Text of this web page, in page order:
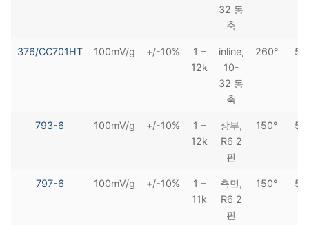
32 동
축
376/CC701HT 100mV/g +/-10%
1 –
12k
inline,
10-
32 동
축
260° 50
793-6 100mV/g +/-10%
1 –
12k
상부,
R6 2
핀
150° 50
797-6 100mV/g +/-10%
1 –
11k
측면,
R6 2
핀
150° 50